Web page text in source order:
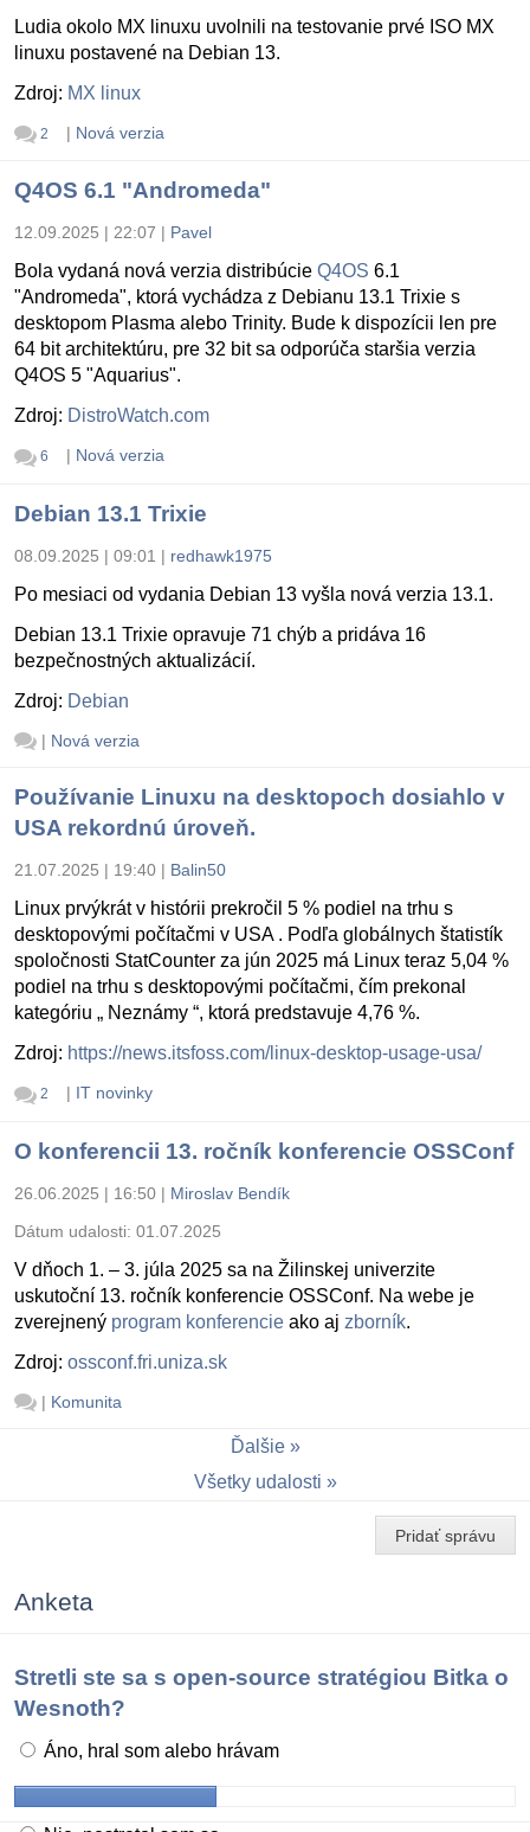
Ludia okolo MX linuxu uvolnili na testovanie prvé ISO MX
linuxu postavené na Debian 13.
Zdroj: MX linux
2 | Nová verzia
Q4OS 6.1 "Andromeda"
12.09.2025 | 22:07 | Pavel
Bola vydaná nová verzia distribúcie Q4OS 6.1
"Andromeda", ktorá vychádza z Debianu 13.1 Trixie s
desktopom Plasma alebo Trinity. Bude k dispozícii len pre
64 bit architektúru, pre 32 bit sa odporúča staršia verzia
Q4OS 5 "Aquarius".
Zdroj: DistroWatch.com
6 | Nová verzia
Debian 13.1 Trixie
08.09.2025 | 09:01 | redhawk1975
Po mesiaci od vydania Debian 13 vyšla nová verzia 13.1.
Debian 13.1 Trixie opravuje 71 chýb a pridáva 16
bezpečnostných aktualizácií.
Zdroj: Debian
| Nová verzia
Používanie Linuxu na desktopoch dosiahlo v
USA rekordnú úroveň.
21.07.2025 | 19:40 | Balin50
Linux prvýkrát v histórii prekročil 5 % podiel na trhu s
desktopovými počítačmi v USA . Podľa globálnych štatistík
spoločnosti StatCounter za jún 2025 má Linux teraz 5,04 %
podiel na trhu s desktopovými počítačmi, čím prekonal
kategóriu „ Neznámy “, ktorá predstavuje 4,76 %.
Zdroj: https://news.itsfoss.com/linux-desktop-usage-usa/
2 | IT novinky
O konferencii 13. ročník konferencie OSSConf
26.06.2025 | 16:50 | Miroslav Bendík
Dátum udalosti: 01.07.2025
V dňoch 1. – 3. júla 2025 sa na Žilinskej univerzite
uskutoční 13. ročník konferencie OSSConf. Na webe je
zverejnený program konferencie ako aj zborník.
Zdroj: ossconf.fri.uniza.sk
| Komunita
Ďalšie
Všetky udalosti
Pridať správu
Anketa
Stretli ste sa s open-source stratégiou Bitka o
Wesnoth?
Áno, hral som alebo hrávam